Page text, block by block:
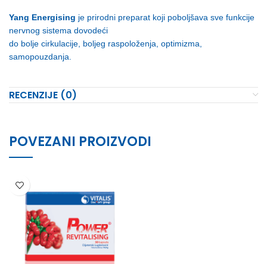
Yang Energising je prirodni preparat koji poboljšava sve funkcije
nervnog sistema dovodeći
do bolje cirkulacije, boljeg raspoloženja, optimizma,
samopouzdanja.
RECENZIJE (0)
POVEZANI PROIZVODI